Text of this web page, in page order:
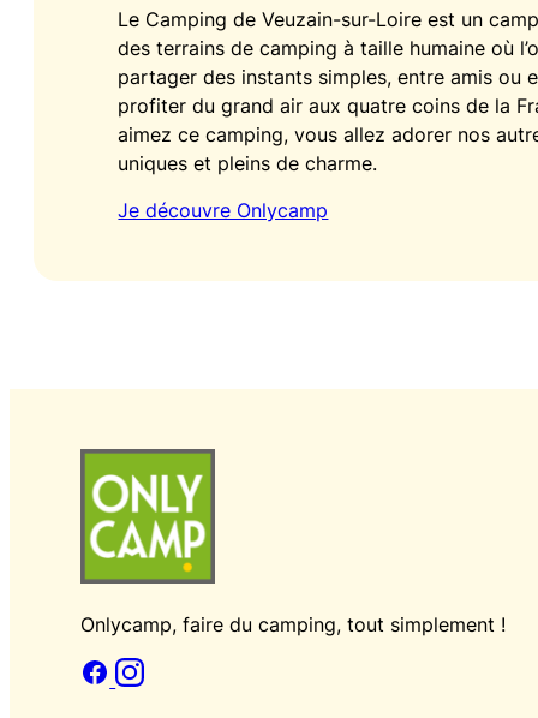
Le Camping de Veuzain-sur-Loire est un
des terrains de camping à taille humaine où
partager des instants simples, entre amis ou
profiter du grand air aux quatre coins de la
aimez ce camping, vous allez adorer nos
uniques et pleins de charme.
Je découvre Onlycamp
Onlycamp, faire du camping, tout simplement !